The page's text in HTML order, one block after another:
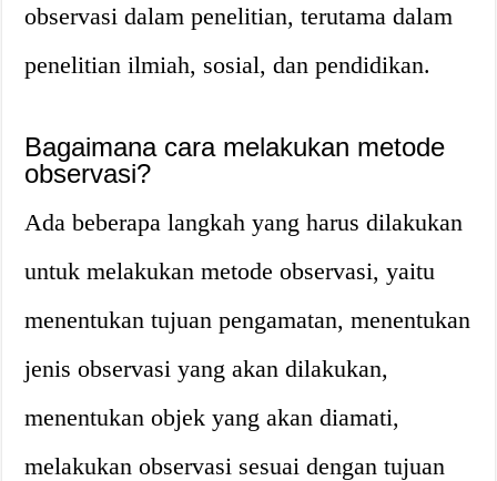
observasi dalam penelitian, terutama dalam
penelitian ilmiah, sosial, dan pendidikan.
Bagaimana cara melakukan metode
observasi?
Ada beberapa langkah yang harus dilakukan
untuk melakukan metode observasi, yaitu
menentukan tujuan pengamatan, menentukan
jenis observasi yang akan dilakukan,
menentukan objek yang akan diamati,
melakukan observasi sesuai dengan tujuan